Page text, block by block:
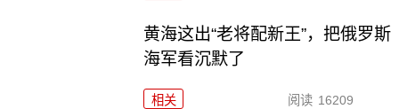
黄海这出“老将配新王”，把俄罗斯
海军看沉默了
相关 阅读 16209